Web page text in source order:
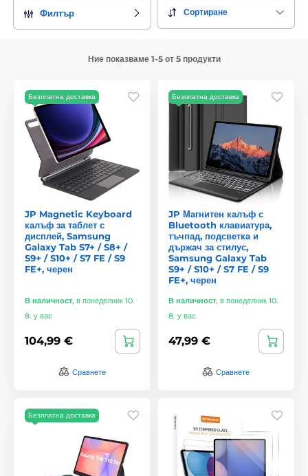
Филтър Сортиране
Ние показваме 1-5 от 5 продукти
Безплатна доставка
JP Magnetic Keyboard
калъф за таблет с
дисплей, Samsung
Galaxy Tab S7+ / S8+ /
S9+ / S10+ / S7 FE / S9
FE+, черен
В наличност, в понеделник 10.
8. у вас
104,99 €
Сравнете
Безплатна доставка
JP Магнитен калъф с
Bluetooth клавиатура,
тъчпад, подсветка и
държач за стилус,
Samsung Galaxy Tab
S9+ / S10+ / S7 FE / S9
FE+, черен
В наличност, в понеделник 10.
8. у вас
47,99 €
Сравнете
Безплатна доставка